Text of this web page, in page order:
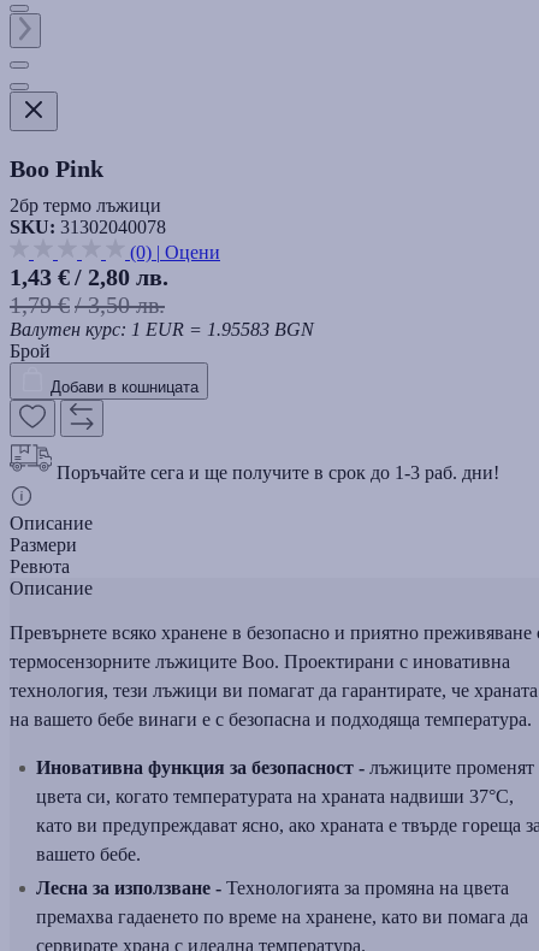
Boo Pink
2бр термо лъжици
SKU: 31302040078
(0) | Оцени
1,43 €/ 2,80 лв.
1,79 €/ 3,50 лв.
Валутен курс: 1 EUR = 1.95583 BGN
Брой
Добави в кошницата
Поръчайте сега и ще получите в срок до 1-3 раб. дни!
Описание
Размери
Ревюта
Описание
Превърнете всяко хранене в безопасно и приятно преживяване
термосензорните лъжиците Boo. Проектирани с иновативна
технология, тези лъжици ви помагат да гарантирате, че храната
на вашето бебе винаги е с безопасна и подходяща температура.
Иновативна функция за безопасност - лъжиците променят
цвета си, когато температурата на храната надвиши 37°C,
като ви предупреждават ясно, ако храната е твърде гореща
вашето бебе.
Лесна за използване - Технологията за промяна на цвета
премахва гадаенето по време на хранене, като ви помага да
сервирате храна с идеална температура.